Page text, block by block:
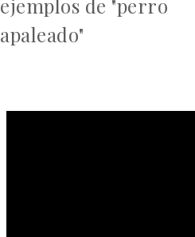
ejemplos de "perro
apaleado"